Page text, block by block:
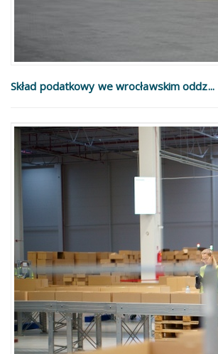
Skład podatkowy we wrocławskim oddz...